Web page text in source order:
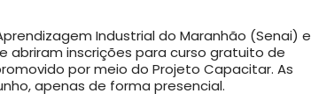
Industrial do Maranhão (Senai) e
abriram inscrições para curso gratuito de
por meio do Projeto Capacitar. As
apenas de forma presencial.